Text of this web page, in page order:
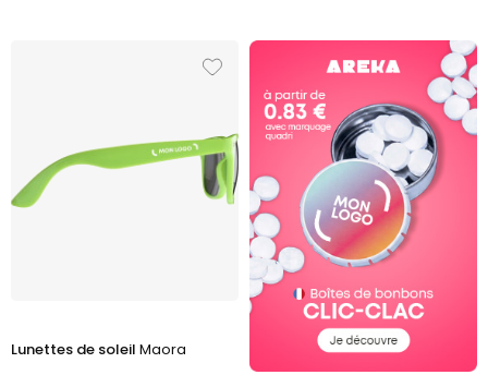
Lunettes de soleil Maora